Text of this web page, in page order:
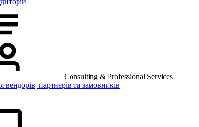
Consulting & Professional Services
вендорів, партнерів та замовників